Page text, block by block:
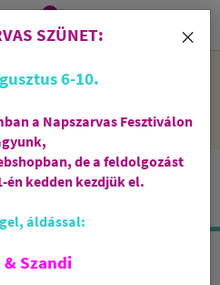
augusztus 6-10 - rendelni lehet
őket.
0
×
SZÜNET:
6-10.
a Napszarvas Fesztiválon
de a feldolgozást
én kedden kezdjük el.
áldással:
& Szandi